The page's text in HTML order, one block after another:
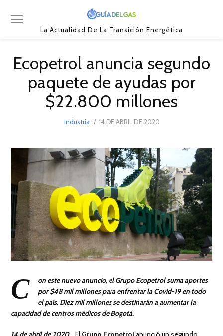
La Actualidad De La Transición Energética
Ecopetrol anuncia segundo
paquete de ayudas por
$22.800 millones
Industria
POSTED
14 DE ABRIL DE 2020
2020
C
on este nuevo anuncio, el Grupo Ecopetrol suma aportes
por $48 mil millones para enfrentar la Covid-19 en todo
el país. Diez mil millones se destinarán a aumentar la
capacidad de centros médicos de Bogotá.
14 de abril de 2020. El Grupo Ecopetrolanunció un segundo